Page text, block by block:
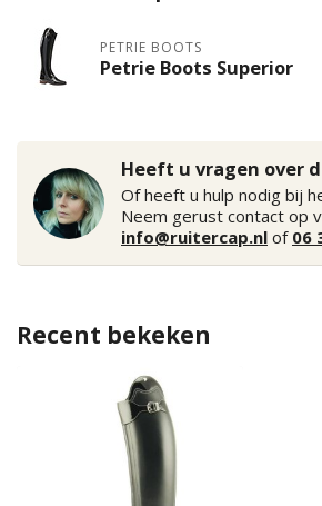
PETRIE BOOTS
Petrie Boots Superior
Heeft u vragen over
Of heeft u hulp nodig bij
Neem gerust contact op
info@ruitercap.nl of 06
Recent bekeken